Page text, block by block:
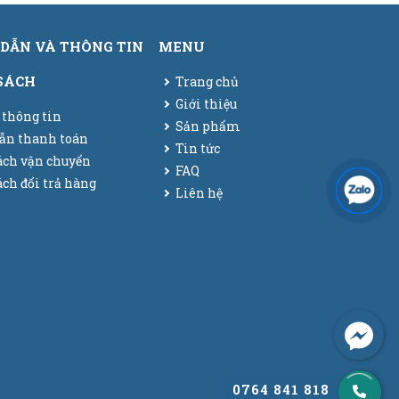
VÀ THÔNG TIN
thông tin
thanh toán
vận chuyển
đổi trả hàng
MENU
Trang chủ
Giới thiệu
Sản phẩm
Tin tức
FAQ
Liên hệ
0764 841 818